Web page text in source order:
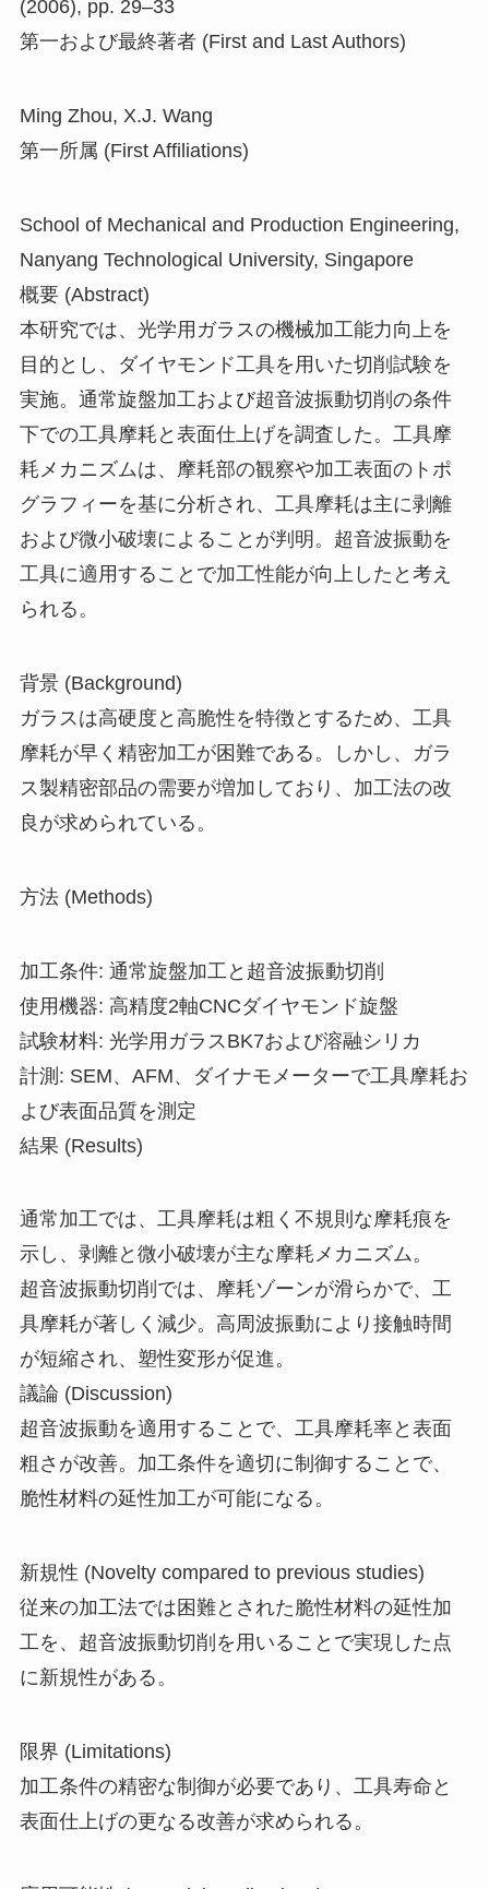
(2006), pp. 29–33
第一および最終著者 (First and Last Authors)
Ming Zhou, X.J. Wang
第一所属 (First Affiliations)
School of Mechanical and Production Engineering,
Nanyang Technological University, Singapore
概要 (Abstract)
本研究では、光学用ガラスの機械加工能力向上を
目的とし、ダイヤモンド工具を用いた切削試験を
実施。通常旋盤加工および超音波振動切削の条件
下での工具摩耗と表面仕上げを調査した。工具摩
耗メカニズムは、摩耗部の観察や加工表面のトポ
グラフィーを基に分析され、工具摩耗は主に剥離
および微小破壊によることが判明。超音波振動を
工具に適用することで加工性能が向上したと考え
られる。
背景 (Background)
ガラスは高硬度と高脆性を特徴とするため、工具
摩耗が早く精密加工が困難である。しかし、ガラ
ス製精密部品の需要が増加しており、加工法の改
良が求められている。
方法 (Methods)
加工条件: 通常旋盤加工と超音波振動切削
使用機器: 高精度2軸CNCダイヤモンド旋盤
試験材料: 光学用ガラスBK7および溶融シリカ
計測: SEM、AFM、ダイナモメーターで工具摩耗お
よび表面品質を測定
結果 (Results)
通常加工では、工具摩耗は粗く不規則な摩耗痕を
示し、剥離と微小破壊が主な摩耗メカニズム。
超音波振動切削では、摩耗ゾーンが滑らかで、工
具摩耗が著しく減少。高周波振動により接触時間
が短縮され、塑性変形が促進。
議論 (Discussion)
超音波振動を適用することで、工具摩耗率と表面
粗さが改善。加工条件を適切に制御することで、
脆性材料の延性加工が可能になる。
新規性 (Novelty compared to previous studies)
従来の加工法では困難とされた脆性材料の延性加
工を、超音波振動切削を用いることで実現した点
に新規性がある。
限界 (Limitations)
加工条件の精密な制御が必要であり、工具寿命と
表面仕上げの更なる改善が求められる。